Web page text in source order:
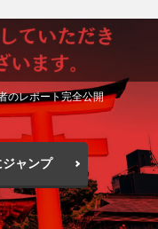
レポート完全公開
ャンプ